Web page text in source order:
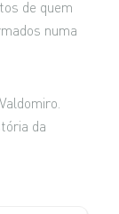
de quem
numa
da